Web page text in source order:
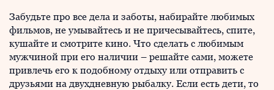
Забудьте про все дела и заботы, набирайте любимых
фильмов, не умывайтесь и не причесывайтесь, спите,
кушайте и смотрите кино. Что сделать с любимым
мужчиной при его наличии – решайте сами, можете
привлечь его к подобному отдыху или отправить с
друзьями на двухдневную рыбалку. Если есть дети, то